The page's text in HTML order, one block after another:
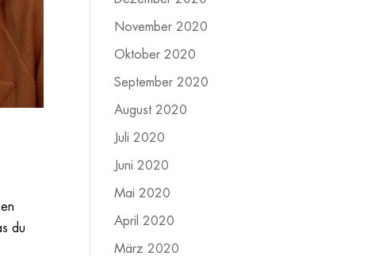
du
November 2020
Oktober 2020
September 2020
August 2020
Juli 2020
Juni 2020
Mai 2020
April 2020
März 2020